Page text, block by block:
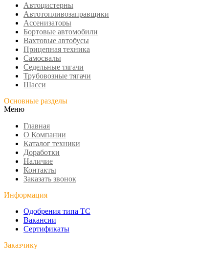
Автоцистерны
Автотопливозаправщики
Ассенизаторы
Бортовые автомобили
Вахтовые автобусы
Прицепная техника
Самосвалы
Седельные тягачи
Трубовозные тягачи
Шасси
Основные разделы
Меню
Главная
О Компании
Каталог техники
Доработки
Наличие
Контакты
Заказать звонок
Информация
Одобрения типа ТС
Вакансии
Сертификаты
Заказчику